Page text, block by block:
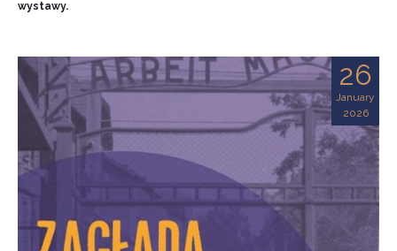
wystawy.
26
January
2026